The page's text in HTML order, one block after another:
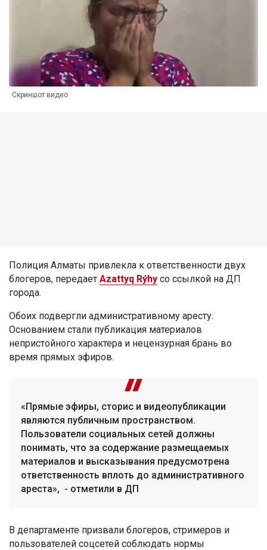
Скриншот видео
Полиция Алматы привлекла к ответственности двух
блогеров, передает Azattyq Rýhy со ссылкой на ДП
города.
Обоих подвергли административному аресту.
Основанием стали публикация материалов
непристойного характера и нецензурная брань во
время прямых эфиров.
«Прямые эфиры, сторис и видеопубликации
являются публичным пространством.
Пользователи социальных сетей должны
понимать, что за содержание размещаемых
материалов и высказывания предусмотрена
ответственность вплоть до административного
ареста», - отметили в ДП
В департаменте призвали блогеров, стримеров и
пользователей соцсетей соблюдать нормы